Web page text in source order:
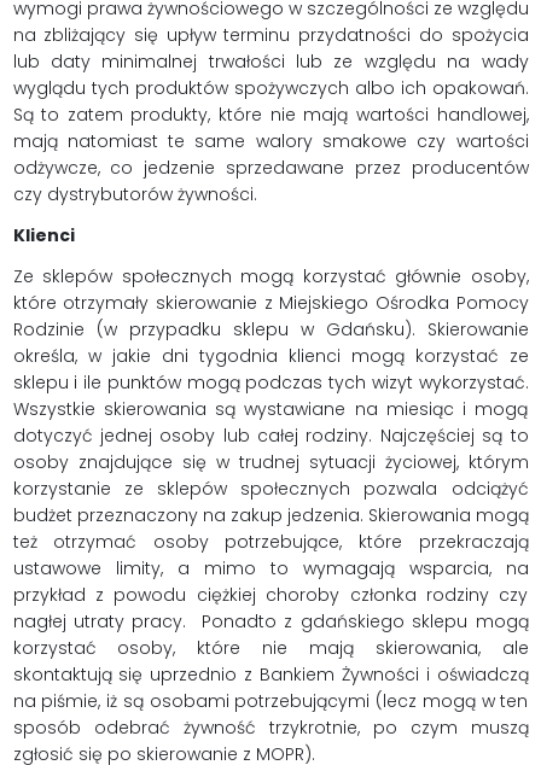
wymogi prawa żywnościowego w szczególności ze względu
na zbliżający się upływ terminu przydatności do spożycia
lub daty minimalnej trwałości lub ze względu na wady
wyglądu tych produktów spożywczych albo ich opakowań.
Są to zatem produkty, które nie mają wartości handlowej,
mają natomiast te same walory smakowe czy wartości
odżywcze, co jedzenie sprzedawane przez producentów
czy dystrybutorów żywności.
Klienci
Ze sklepów społecznych mogą korzystać głównie osoby,
które otrzymały skierowanie z Miejskiego Ośrodka Pomocy
Rodzinie (w przypadku sklepu w Gdańsku). Skierowanie
określa, w jakie dni tygodnia klienci mogą korzystać ze
sklepu i ile punktów mogą podczas tych wizyt wykorzystać.
Wszystkie skierowania są wystawiane na miesiąc i mogą
dotyczyć jednej osoby lub całej rodziny. Najczęściej są to
osoby znajdujące się w trudnej sytuacji życiowej, którym
korzystanie ze sklepów społecznych pozwala odciążyć
budżet przeznaczony na zakup jedzenia. Skierowania mogą
też otrzymać osoby potrzebujące, które przekraczają
ustawowe limity, a mimo to wymagają wsparcia, na
przykład z powodu ciężkiej choroby członka rodziny czy
nagłej utraty pracy. Ponadto z gdańskiego sklepu mogą
korzystać osoby, które nie mają skierowania, ale
skontaktują się uprzednio z Bankiem Żywności i oświadczą
na piśmie, iż są osobami potrzebującymi (lecz mogą w ten
sposób odebrać żywność trzykrotnie, po czym muszą
zgłosić się po skierowanie z MOPR).